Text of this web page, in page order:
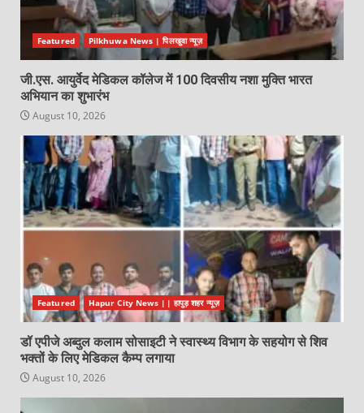
Featured Pilkhuwa News | पिलखुवा न्यूज़
जी.एस. आयुर्वेद मेडिकल कॉलेज में 100 दिवसीय नशा मुक्ति भारत
अभियान का शुभारंभ
August 10, 2026
Featured Hapur City News || हापुड़ शहर न्यूज़
डॉ एपीजे अब्दुल कलाम सोसाइटी ने स्वास्थ्य विभाग के सहयोग से शिव
भक्तों के लिए मेडिकल कैम्प लगाया
August 10, 2026